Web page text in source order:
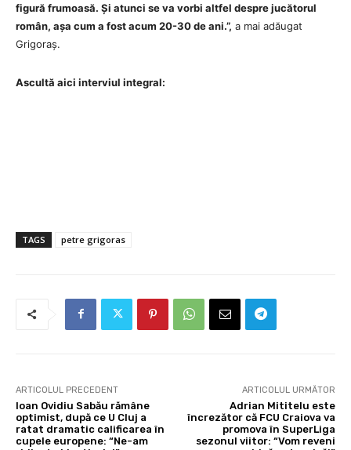
figură frumoasă. Și atunci se va vorbi altfel despre jucătorul
român, așa cum a fost acum 20-30 de ani.”, a mai adăugat
Grigoraș.
Ascultă aici interviul integral:
TAGS petre grigoras
ARTICOLUL PRECEDENT
Ioan Ovidiu Sabău rămâne
optimist, după ce U Cluj a
ratat dramatic calificarea în
cupele europene: “Ne-am
ARTICOLUL URMĂTOR
Adrian Mititelu este
încrezător că FCU Craiova va
promova în SuperLiga
sezonul viitor: “Vom reveni